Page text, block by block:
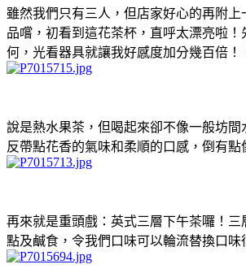
雖然我們只有三人，但店家好心的再附上
品嚐，初看到這花茶杯，直呼太漂亮啦！
何，光看器具就讓我好感度加分幾百倍
說是熱水果茶，但喝起來卻不像一般坊間
反帶點花香的氣味和柔順的口感，倒有點
再來就是重頭戲：英式三層下午茶囉！三
點及鹹食，令我們口味可以輪流替換口味